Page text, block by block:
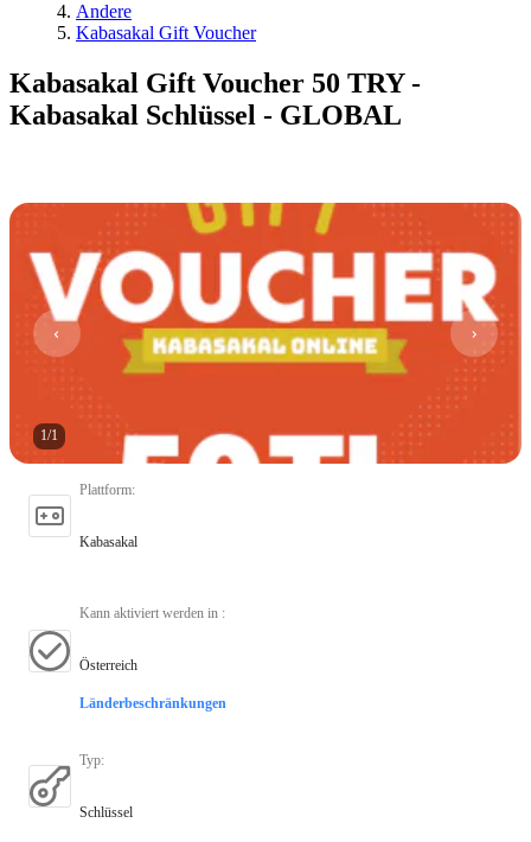
Andere
Kabasakal Gift Voucher
Kabasakal Gift Voucher 50 TRY -
Kabasakal Schlüssel - GLOBAL
1/1
Plattform:
Kabasakal
Kann aktiviert werden in :
Österreich
Länderbeschränkungen
Typ:
Schlüssel